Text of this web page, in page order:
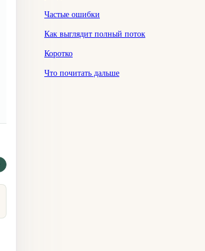
Частые ошибки
Как выглядит полный поток
Коротко
Что почитать дальше